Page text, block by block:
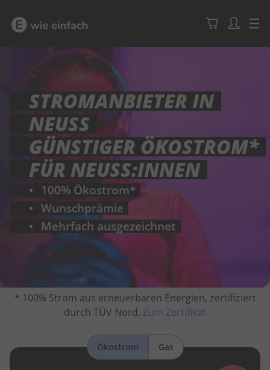
STROMANBIETER IN
NEUSS
GÜNSTIGER ÖKOSTROM*
FÜR NEUSS:INNEN
100% Ökostrom*
Wunschprämie
Mehrfach ausgezeichnet
* 100% Strom aus erneuerbaren Energien, zertifiziert
durch TÜV Nord. Zum Zertifikat
Ökostrom Gas